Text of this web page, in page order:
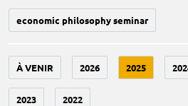
economic philosophy seminar
À VENIR 2026 2025
2023 2022